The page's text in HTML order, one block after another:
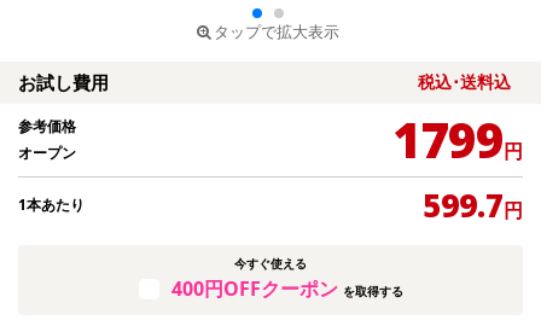
タップで拡大表示
お試し費用 税込･送料込
参考価格
オープン
1799円
1本あたり 599.7円
今すぐ使える
400円OFFクーポン を取得する